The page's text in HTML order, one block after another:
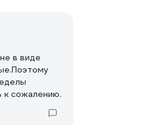
в виде
к сожалению.